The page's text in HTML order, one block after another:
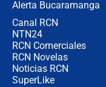
Alerta Bucaramanga
Canal RCN
NTN24
RCN Comerciales
RCN Novelas
Noticias RCN
SuperLike